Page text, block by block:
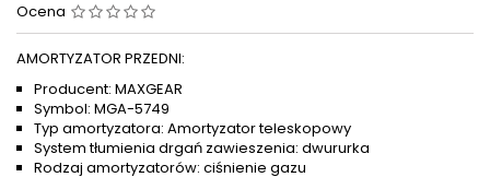
Ocena
AMORTYZATOR PRZEDNI:
Producent: MAXGEAR
Symbol: MGA-5749
Typ amortyzatora: Amortyzator teleskopowy
System tłumienia drgań zawieszenia: dwururka
Rodzaj amortyzatorów: ciśnienie gazu